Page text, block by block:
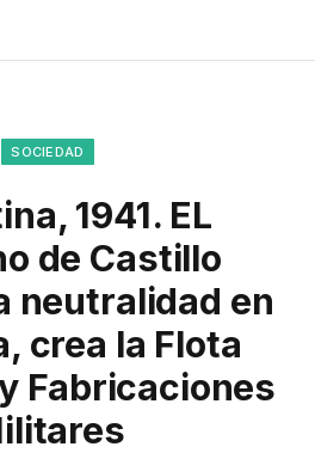
SOCIEDAD
1941. EL
de Castillo
neutralidad en
crea la Flota
Fabricaciones